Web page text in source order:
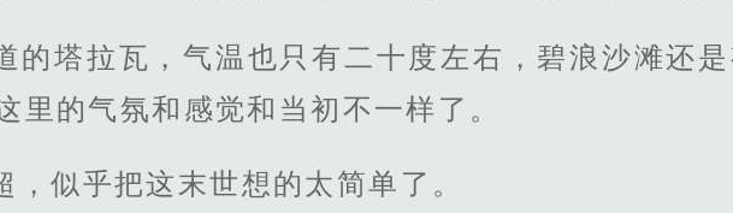
的塔拉瓦，气温也只有二十度左右，碧浪沙滩还
里的气氛和感觉和当初不一样了。
，似乎把这末世想的太简单了。